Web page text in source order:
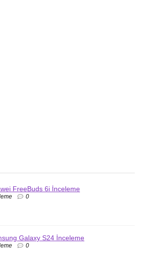
FreeBuds 6i İnceleme
0
Galaxy S24 İnceleme
0